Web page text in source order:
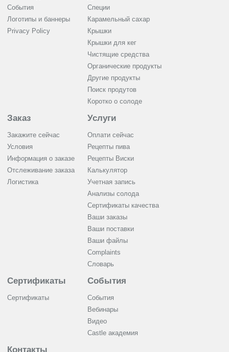
События
Логотипы и баннеры
Privacy Policy
Cпеции
Карамельный сахар
Крышки
Крышки для кег
Чистящие средства
Органические продукты
Другие продукты
Поиск продутов
Коротко о солоде
Заказ
Закажите сейчас
Условия
Информация о заказе
Отслеживание заказа
Логистика
Услуги
Оплати сейчас
Рецепты пива
Рецепты Виски
Калькулятор
Учетная запись
Анализы солода
Сертификаты качества
Ваши заказы
Ваши поставки
Ваши файлы
Complaints
Словарь
Сертификаты
Сертификаты
События
События
Вебинары
Видео
Castle академия
Контакты